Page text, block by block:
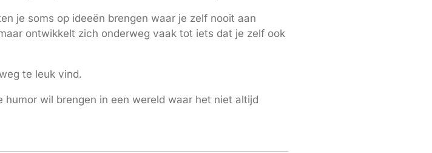
je soms op ideeën brengen waar je zelf nooit aan
ontwikkelt zich onderweg vaak tot iets dat je zelf ook
te leuk vind.
wil brengen in een wereld waar het niet altijd